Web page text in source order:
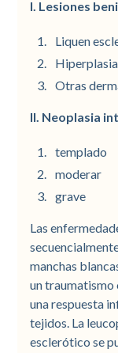
I. Lesiones
Liquen
Otras
II. Neoplasia
templado
moderar
grave
Las
manchas
un traumatismo
una respuesta
tejidos. La
esclerótico se